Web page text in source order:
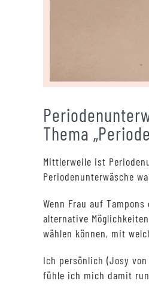
Thema
Mittlerweile ist
Periodenunterwäsche
Wenn Frau auf
alternative
wählen können, mit
Ich persönlich (Josy
fühle ich mich damit